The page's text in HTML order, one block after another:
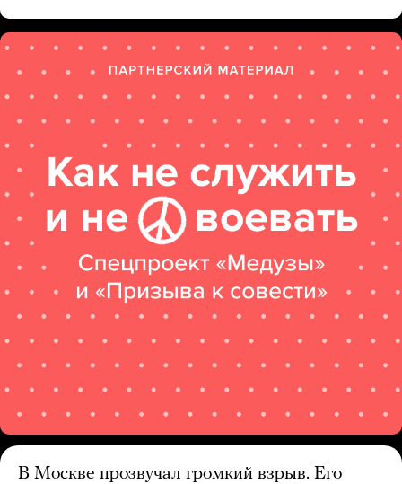
В Москве прозвучал громкий взрыв. Его